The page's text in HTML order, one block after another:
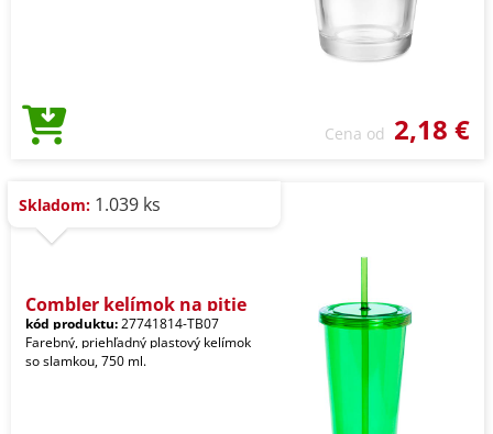
Cena od 2,18 €
Skladom: 1.039 ks
Combler kelímok na pitie
kód produktu:27741814-TB07
Farebný, priehľadný plastový kelímok
so slamkou, 750 ml.